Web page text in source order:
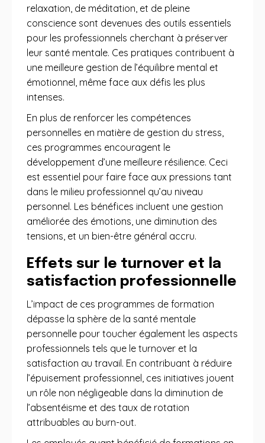
relaxation, de méditation, et de pleine
conscience sont devenues des outils essentiels
pour les professionnels cherchant à préserver
leur santé mentale. Ces pratiques contribuent à
une meilleure gestion de l’équilibre mental et
émotionnel, même face aux défis les plus
intenses.
En plus de renforcer les compétences
personnelles en matière de gestion du stress,
ces programmes encouragent le
développement d’une meilleure résilience. Ceci
est essentiel pour faire face aux pressions tant
dans le milieu professionnel qu’au niveau
personnel. Les bénéfices incluent une gestion
améliorée des émotions, une diminution des
tensions, et un bien-être général accru.
Effets sur le turnover et la
satisfaction professionnelle
L’impact de ces programmes de formation
dépasse la sphère de la santé mentale
personnelle pour toucher également les aspects
professionnels tels que le turnover et la
satisfaction au travail. En contribuant à réduire
l’épuisement professionnel, ces initiatives jouent
un rôle non négligeable dans la diminution de
l’absentéisme et des taux de rotation
attribuables au burn-out.